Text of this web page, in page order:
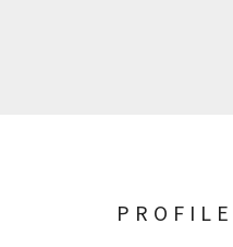
PROFILE